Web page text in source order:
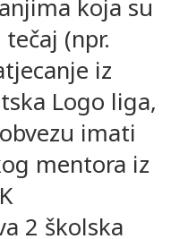
koja su
(npr.
iz
Logo liga,
imati
mentora iz
2 školska